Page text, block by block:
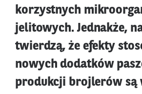
korzystnych
jelitowych. Jednakże,
twierdzą, że efekty
nowych dodatków
produkcji brojlerów są